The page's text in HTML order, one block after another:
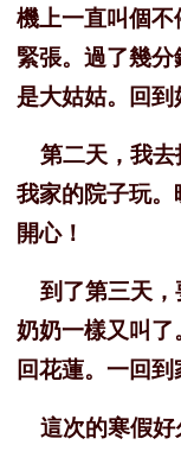
機上一直叫個
緊張。過了幾
是大姑姑。回到
第二天，我去
我家的院子玩
開心！
到了第三天，
奶奶一樣又叫
回花蓮。一回到
這次的寒假好